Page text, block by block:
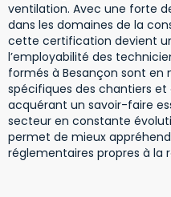
ventilation. Avec une forte
dans les domaines de la
cette certification devient
l’employabilité des
formés à Besançon sont en
spécifiques des chantiers
acquérant un savoir-faire
secteur en constante
permet de mieux
réglementaires propres à la